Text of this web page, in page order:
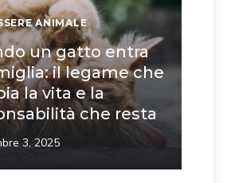
ANIMALE
un gatto entra
il legame che
la vita e la
che resta
3, 2025